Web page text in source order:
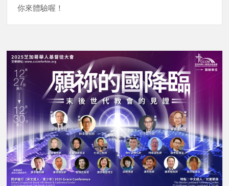
你來體驗喔！